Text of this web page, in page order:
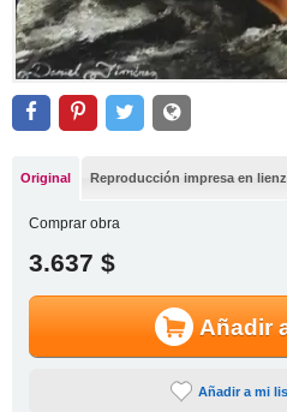
Original Reproducción impresa en
Comprar obra
3.637 $
Añadir
Añadir a mi